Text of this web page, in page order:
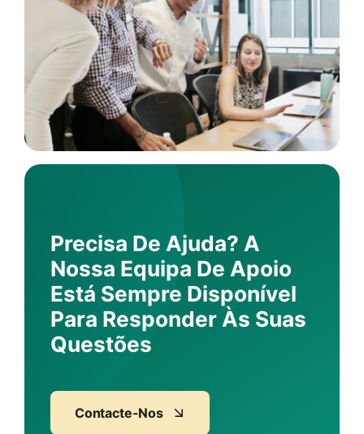
Precisa De Ajuda? A
Nossa Equipa De Apoio
Está Sempre Disponível
Para Responder Às Suas
Questões
Contacte-Nos